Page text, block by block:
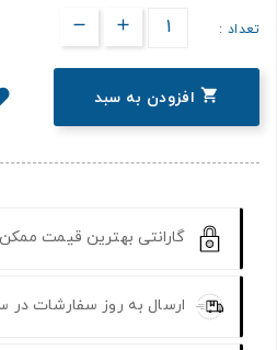
تعداد :
 افزودن به سبد
گارانتی بهترین قیمت
ارسال به روز سفارشات در